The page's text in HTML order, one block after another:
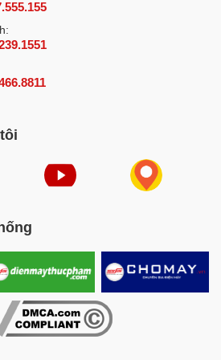
gian dài mà không lo bị hư hỏng
– Khoang hút ruộng, tiết
hàn đối xứng, mỗi thanh dài
giúp đóng gói cùng lúc 4 túi